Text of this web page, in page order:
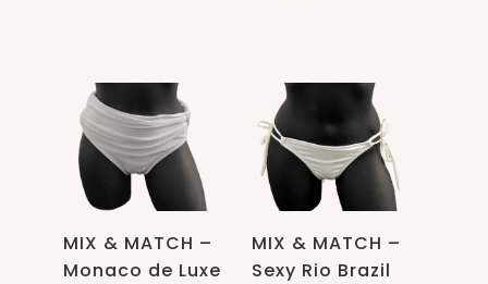
MIX & MATCH –
Monaco de Luxe
MIX & MATCH –
Sexy Rio Brazil